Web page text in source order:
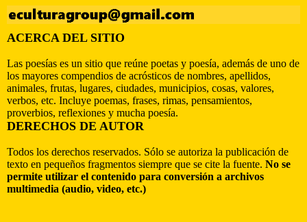
ACERCA DEL SITIO
Las poesías es un sitio que reúne poetas y poesía, además de uno de
los mayores compendios de acrósticos de nombres, apellidos,
animales, frutas, lugares, ciudades, municipios, cosas, valores,
verbos, etc. Incluye poemas, frases, rimas, pensamientos,
proverbios, reflexiones y mucha poesía.
DERECHOS DE AUTOR
Todos los derechos reservados. Sólo se autoriza la publicación de
texto en pequeños fragmentos siempre que se cite la fuente. No se
permite utilizar el contenido para conversión a archivos
multimedia (audio, video, etc.)